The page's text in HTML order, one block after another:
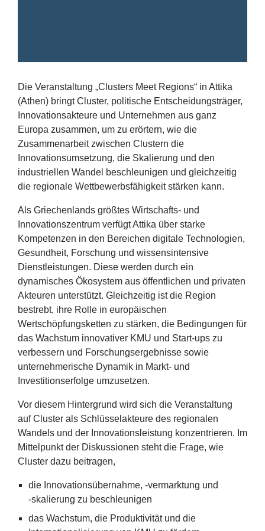
Presse
Aktuelles
Die Veranstaltung „Clusters Meet Regions“ in Attika
(Athen) bringt Cluster, politische Entscheidungsträger,
Innovationsakteure und Unternehmen aus ganz
Europa zusammen, um zu erörtern, wie die
Zusammenarbeit zwischen Clustern die
Innovationsumsetzung, die Skalierung und den
industriellen Wandel beschleunigen und gleichzeitig
die regionale Wettbewerbsfähigkeit stärken kann.
Als Griechenlands größtes Wirtschafts- und
Innovationszentrum verfügt Attika über starke
Kompetenzen in den Bereichen digitale Technologien,
Gesundheit, Forschung und wissensintensive
Dienstleistungen. Diese werden durch ein
dynamisches Ökosystem aus öffentlichen und privaten
Akteuren unterstützt. Gleichzeitig ist die Region
bestrebt, ihre Rolle in europäischen
Wertschöpfungsketten zu stärken, die Bedingungen für
das Wachstum innovativer KMU und Start-ups zu
verbessern und Forschungsergebnisse sowie
unternehmerische Dynamik in Markt- und
Investitionserfolge umzusetzen.
Vor diesem Hintergrund wird sich die Veranstaltung
auf Cluster als Schlüsselakteure des regionalen
Wandels und der Innovationsleistung konzentrieren. Im
Mittelpunkt der Diskussionen steht die Frage, wie
Cluster dazu beitragen,
die Innovationsübernahme, ‑vermarktung und
‑skalierung zu beschleunigen
das Wachstum, die Produktivität und die